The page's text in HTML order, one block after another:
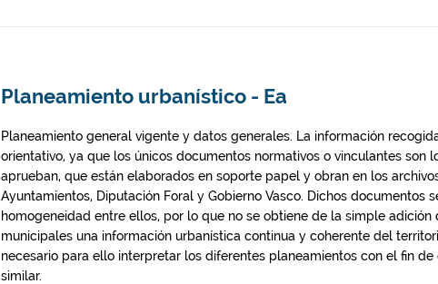
Planeamiento urbanístico - Ea
Planeamiento general vigente y datos generales. La información
orientativo, ya que los únicos documentos normativos o vinculantes son
aprueban, que están elaborados en soporte papel y obran en los
Ayuntamientos, Diputación Foral y Gobierno Vasco. Dichos documentos
homogeneidad entre ellos, por lo que no se obtiene de la simple adición
municipales una información urbanística continua y coherente del
necesario para ello interpretar los diferentes planeamientos con el fin
similar.